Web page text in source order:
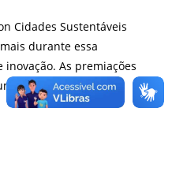
Cidades Sustentáveis
durante essa
As premiações
total de 21 mil reais.